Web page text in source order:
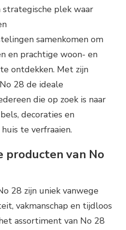
strategische plek waar
samenkomen om
en prachtige woon- en
ontdekken. Met zijn
28 de ideale
die op zoek is naar
decoraties en
te verfraaien.
producten van No
28 zijn uniek vanwege
vakmanschap en tijdloos
assortiment van No 28